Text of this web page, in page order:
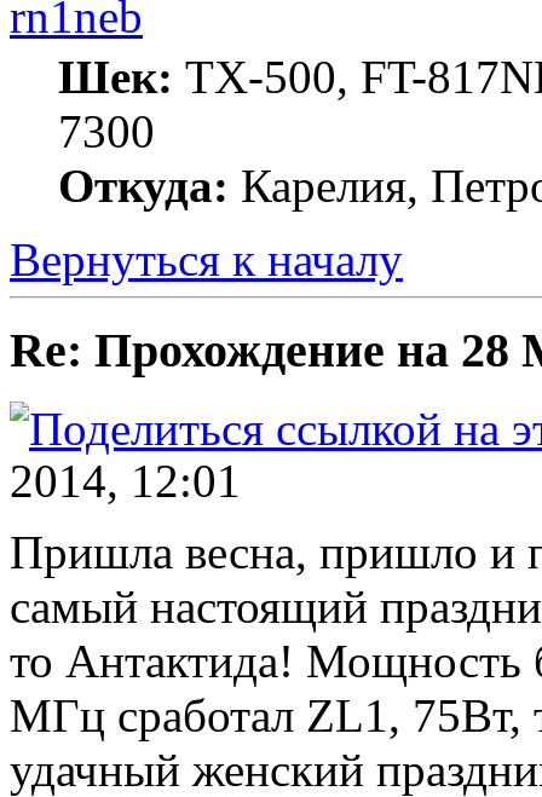
rn1neb
Шек: TX-500, FT-
7300
Откуда: Карелия,
Вернуться к началу
Re: Прохождение на 28
2014, 12:01
Пришла весна, пришло и
самый настоящий
то Антактида! Мощность
МГц сработал ZL1, 75Вт,
удачный женский